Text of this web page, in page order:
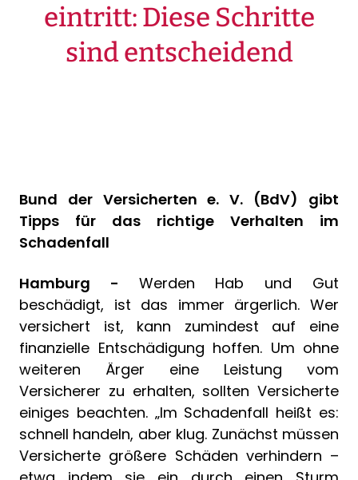
eintritt: Diese Schritte
sind entscheidend
Bund der Versicherten e. V. (BdV) gibt
Tipps für das richtige Verhalten im
Schadenfall
Hamburg - Werden Hab und Gut
beschädigt, ist das immer ärgerlich. Wer
versichert ist, kann zumindest auf eine
finanzielle Entschädigung hoffen. Um ohne
weiteren Ärger eine Leistung vom
Versicherer zu erhalten, sollten Versicherte
einiges beachten. „Im Schadenfall heißt es:
schnell handeln, aber klug. Zunächst müssen
Versicherte größere Schäden verhindern –